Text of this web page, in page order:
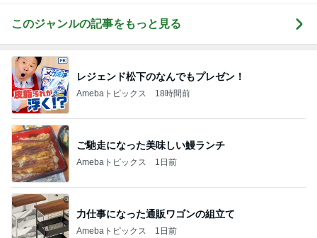
このジャンルの記事をもっと見る
レジェンド松下のなんでもプレゼン！
Amebaトピックス 18時間前
ご馳走になった美味しい鰻ランチ
Amebaトピックス 1日前
力仕事になった通販ワゴンの組立て
Amebaトピックス 1日前